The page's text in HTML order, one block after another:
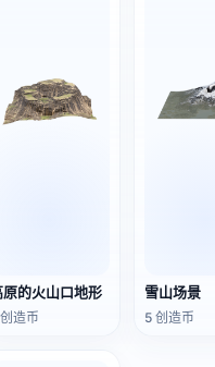
原的火山口地形
造币
雪山场景
5 创造币